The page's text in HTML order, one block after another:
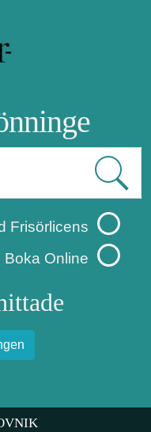
Frisörlicens
Boka Online